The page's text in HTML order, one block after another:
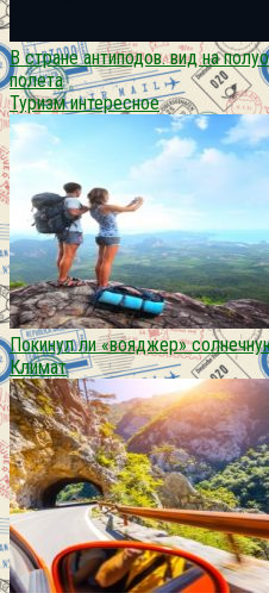
В стране антиподов. вид на
полета
Туризм интересное
Покинул ли «вояджер»
Климат